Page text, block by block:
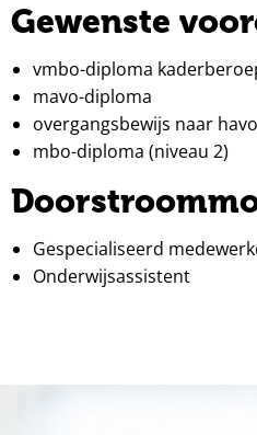
Gewenste
vmbo-diploma
mavo-diploma
overgangsbewijs naar
mbo-diploma (niveau 2)
Gespecialiseerd
Onderwijsassistent